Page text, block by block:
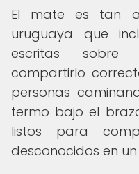
El mate es tan
uruguaya que
escritas
compartirlo
personas
termo bajo el
listos para
desconocidos en